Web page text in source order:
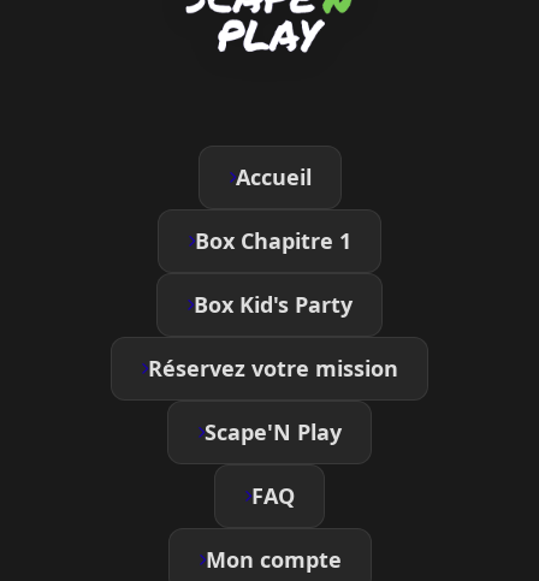
Accueil
Box Chapitre 1
Box Kid's Party
Réservez votre mission
Scape'N Play
FAQ
Mon compte